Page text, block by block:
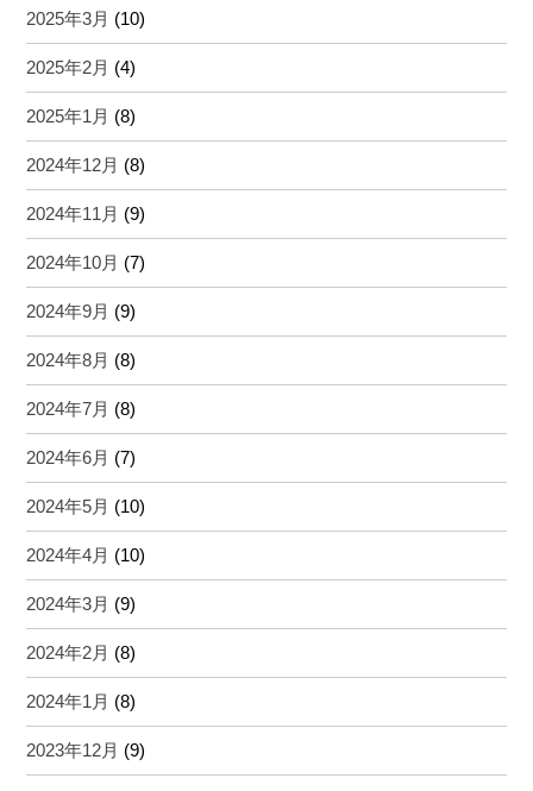
2025年3月 (10)
2025年2月 (4)
2025年1月 (8)
2024年12月 (8)
2024年11月 (9)
2024年10月 (7)
2024年9月 (9)
2024年8月 (8)
2024年7月 (8)
2024年6月 (7)
2024年5月 (10)
2024年4月 (10)
2024年3月 (9)
2024年2月 (8)
2024年1月 (8)
2023年12月 (9)